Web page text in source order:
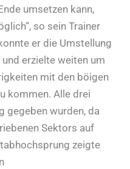
umsetzen kann,
so sein Trainer
er die Umstellung
erzielte weiten um
mit den böigen
kommen. Alle drei
gegeben wurden, da
Sektors auf
zeigte